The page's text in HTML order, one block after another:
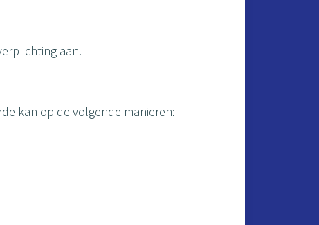
aan.
kan op de volgende manieren: